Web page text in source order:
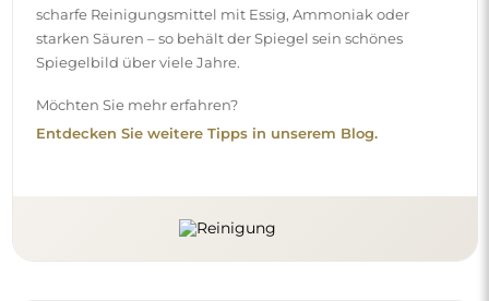
scharfe Reinigungsmittel mit Essig, Ammoniak oder
starken Säuren – so behält der Spiegel sein schönes
Spiegelbild über viele Jahre.
Möchten Sie mehr erfahren?
Entdecken Sie weitere Tipps in unserem Blog.